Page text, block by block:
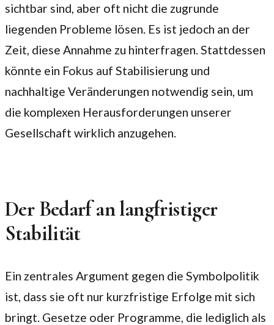
sichtbar sind, aber oft nicht die zugrunde
liegenden Probleme lösen. Es ist jedoch an der
Zeit, diese Annahme zu hinterfragen. Stattdessen
könnte ein Fokus auf Stabilisierung und
nachhaltige Veränderungen notwendig sein, um
die komplexen Herausforderungen unserer
Gesellschaft wirklich anzugehen.
Der Bedarf an langfristiger
Stabilität
Ein zentrales Argument gegen die Symbolpolitik
ist, dass sie oft nur kurzfristige Erfolge mit sich
bringt. Gesetze oder Programme, die lediglich als